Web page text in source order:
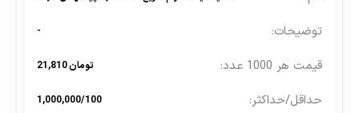
-
تومان 21,810
1,000,000/100